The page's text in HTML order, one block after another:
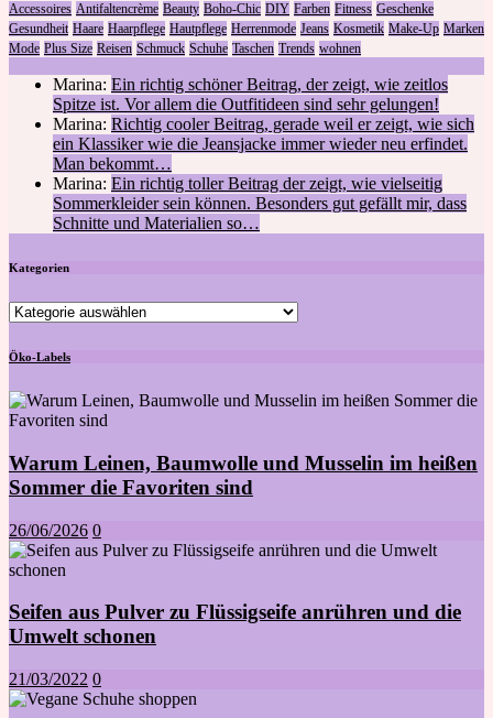
Accessoires Antifaltencrème Beauty Boho-Chic DIY Farben Fitness Geschenke
Gesundheit Haare Haarpflege Hautpflege Herrenmode Jeans Kosmetik Make-Up Marken
Mode Plus Size Reisen Schmuck Schuhe Taschen Trends wohnen
Marina: Ein richtig schöner Beitrag, der zeigt, wie zeitlos
Spitze ist. Vor allem die Outfitideen sind sehr gelungen!
Marina: Richtig cooler Beitrag, gerade weil er zeigt, wie sich
ein Klassiker wie die Jeansjacke immer wieder neu erfindet.
Man bekommt…
Marina: Ein richtig toller Beitrag der zeigt, wie vielseitig
Sommerkleider sein können. Besonders gut gefällt mir, dass
Schnitte und Materialien so…
Kategorien
Kategorien
Öko-Labels
Warum Leinen, Baumwolle und Musselin im heißen
Sommer die Favoriten sind
26/06/2026 0
Seifen aus Pulver zu Flüssigseife anrühren und die
Umwelt schonen
21/03/2022 0